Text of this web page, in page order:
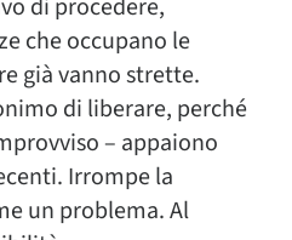
di procedere,
che occupano le
già vanno strette.
di liberare, perché
– appaiono
Irrompe la
un problema. Al